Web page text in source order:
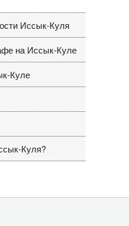
Иссык-Куля
на Иссык-Куле
Куле
Куля?